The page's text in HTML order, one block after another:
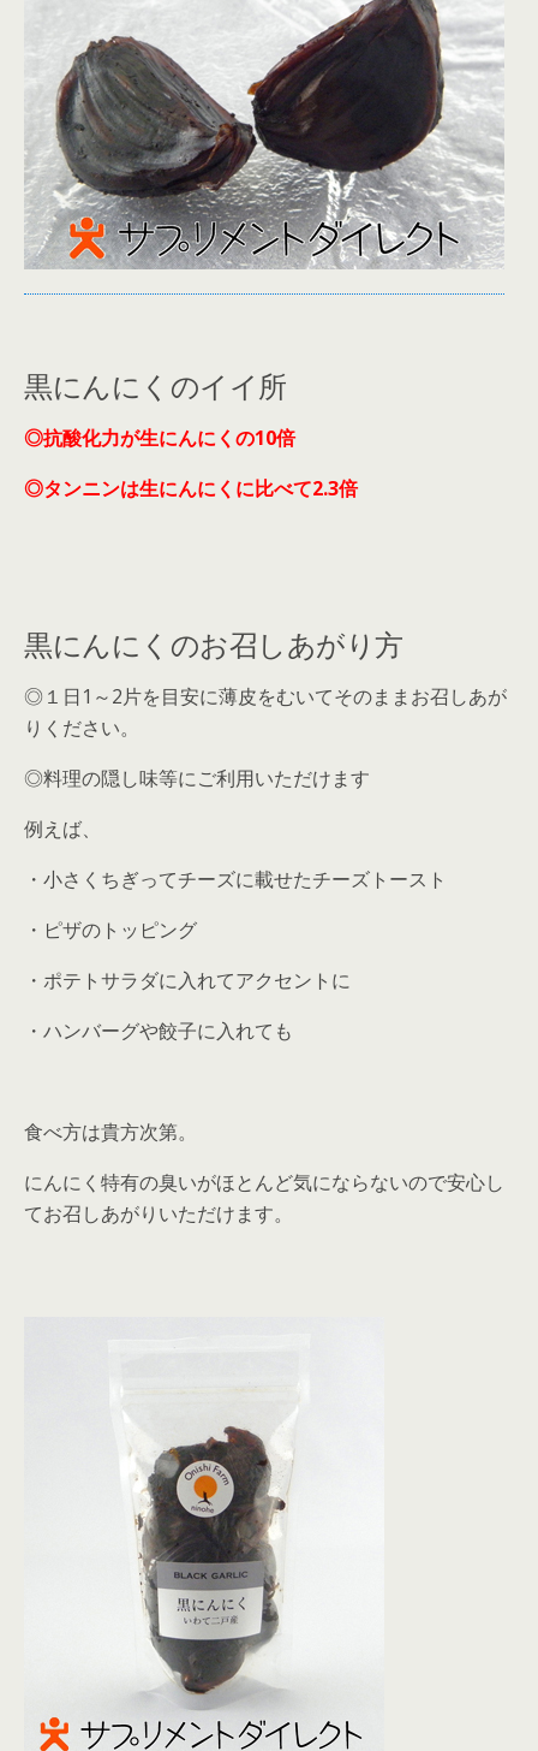
黒にんにくのイイ所
◎抗酸化力が生にんにくの10倍
◎タンニンは生にんにくに比べて2.3倍
黒にんにくのお召しあがり方
◎１日1～2片を目安に薄皮をむいてそのままお召しあが
りください。
◎料理の隠し味等にご利用いただけます
例えば、
・小さくちぎってチーズに載せたチーズトースト
・ピザのトッピング
・ポテトサラダに入れてアクセントに
・ハンバーグや餃子に入れても
食べ方は貴方次第。
にんにく特有の臭いがほとんど気にならないので安心し
てお召しあがりいただけます。